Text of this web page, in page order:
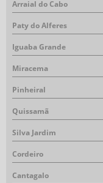
Arraial do Cabo
Paty do Alferes
Iguaba Grande
Miracema
Pinheiral
Quissamã
Silva Jardim
Cordeiro
Cantagalo